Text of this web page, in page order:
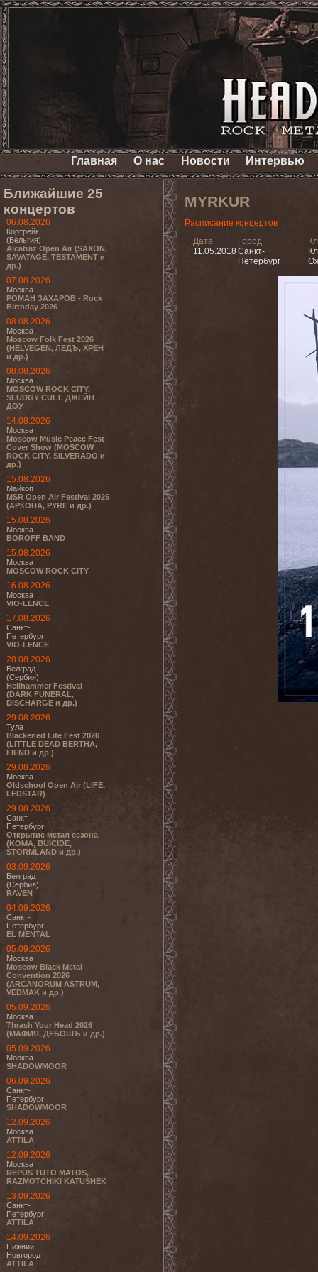
Главная О нас Новости Интервью
Ближайшие 25
концертов
06.08.2026
Кортрейк
(Бельгия)
Alcatraz Open Air (SAXON,
SAVATAGE, TESTAMENT и
др.)
07.08.2026
Москва
РОМАН ЗАХАРОВ - Rock
Birthday 2026
08.08.2026
Москва
Moscow Folk Fest 2026
(HELVEGEN, ЛЕДЪ, ХРЕН
и др.)
08.08.2026
Москва
MOSCOW ROCK CITY,
SLUDGY CULT, ДЖЕЙН
ДОУ
14.08.2026
Москва
Moscow Music Peace Fest
Cover Show (MOSCOW
ROCK CITY, SILVERADO и
др.)
15.08.2026
Майкоп
MSR Open Air Festival 2026
(АРКОНА, PYRE и др.)
15.08.2026
Москва
BOROFF BAND
15.08.2026
Москва
MOSCOW ROCK CITY
16.08.2026
Москва
VIO-LENCE
17.08.2026
Санкт-
Петербург
VIO-LENCE
28.08.2026
Белград
(Сербия)
Hellhammer Festival
(DARK FUNERAL,
DISCHARGE и др.)
29.08.2026
Тула
Blackened Life Fest 2026
(LITTLE DEAD BERTHA,
FIEND и др.)
29.08.2026
Москва
Oldschool Open Air (LIFE,
LEDSTAR)
29.08.2026
Санкт-
Петербург
Открытие метал сезона
(KOMA, BUICIDE,
STORMLAND и др.)
03.09.2026
Белград
(Сербия)
RAVEN
04.09.2026
Санкт-
Петербург
EL MENTAL
05.09.2026
Москва
Moscow Black Metal
Convention 2026
(ARCANORUM ASTRUM,
VEDMAK и др.)
05.09.2026
Москва
Thrash Your Head 2026
(МАФИЯ, ДЕБОШЪ и др.)
05.09.2026
Москва
SHADOWMOOR
06.09.2026
Санкт-
Петербург
SHADOWMOOR
12.09.2026
Москва
ATTILA
12.09.2026
Москва
REPUS TUTO MATOS,
RAZMOTCHIKI KATUSHEK
13.09.2026
Санкт-
Петербург
ATTILA
14.09.2026
Нижний
Новгород
ATTILA
MYRKUR
Расписание концертов
Дата
11.05.2018
Город
Санкт-
Петербург